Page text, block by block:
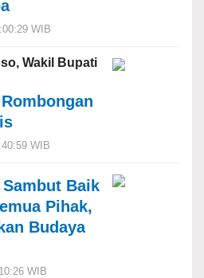
WIB
Wakil Bupati
WIB
Baik
Pihak,
Budaya
WIB